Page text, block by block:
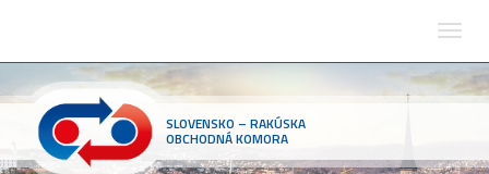
SLOVENSKO – RAKÚSKA
OBCHODNÁ KOMORA